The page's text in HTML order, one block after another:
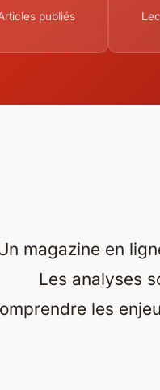
publiés
magazine en
Les analyses
les